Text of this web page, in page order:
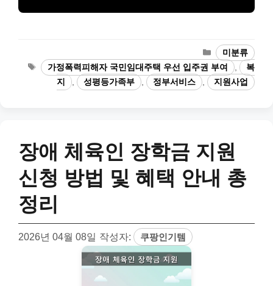
카
테
고
리
미분류
태
그
가정폭력피해자 국민임대주택 우선 입주권 부여
복
지
성평등가족부 정부서비스 지원사업
장애 체육인 장학금 지원
신청 방법 및 혜택 안내 총
정리
2026년 04월 08일 작성자: 쿠팡인기템